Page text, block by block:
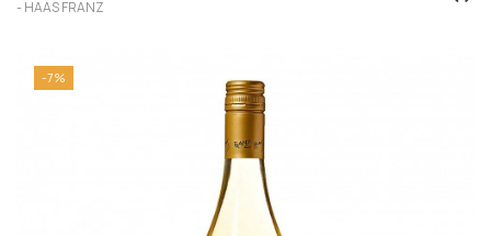
- HAAS FRANZ
-7%